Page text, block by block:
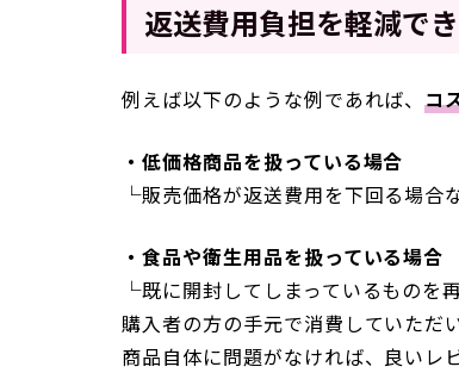
返送費用負担を軽減で
例えば以下のような例であれば、コ
・低価格商品を扱っている場合
└販売価格が返送費用を下回る場合
・食品や衛生用品を扱っている場合
└既に開封してしまっているものを
購入者の方の手元で消費していただ
商品自体に問題がなければ、良いレ